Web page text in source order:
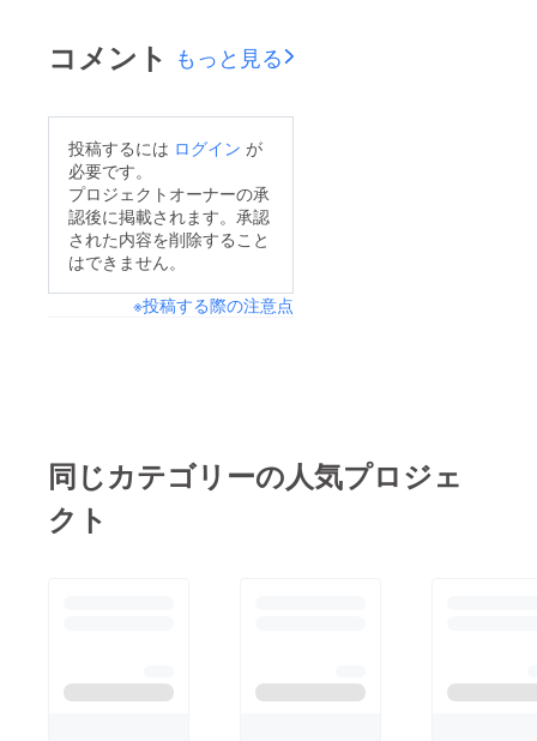
に輝いて参ります！
ありがとうございま
ルド 日本代表 山口真
紀
了まであと2日残され
け、衣装合わせ、ヘア
メイクレッスンとリ
ハーサル、順調に進ん
でおります^ ^ 残され
た2日、ミセスワール
ドコンテスト認知向上
とうございます！ 山
口真紀
コメント もっと見る
投稿するには ログイン が
必要です。
プロジェクトオーナーの承
認後に掲載されます。承認
された内容を削除すること
はできません。
※投稿する際の注意点
同じカテゴリーの人気プロジェ
クト